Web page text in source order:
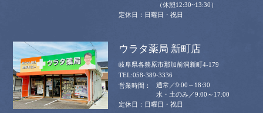
（休憩12:30~13:30）
日曜日・祝日
ウラタ薬局 新町店
岐阜県各務原市那加前洞新町4-179
058-389-3336
通常／9:00～18:30
水・土のみ／9:00～17:00
日曜日・祝日